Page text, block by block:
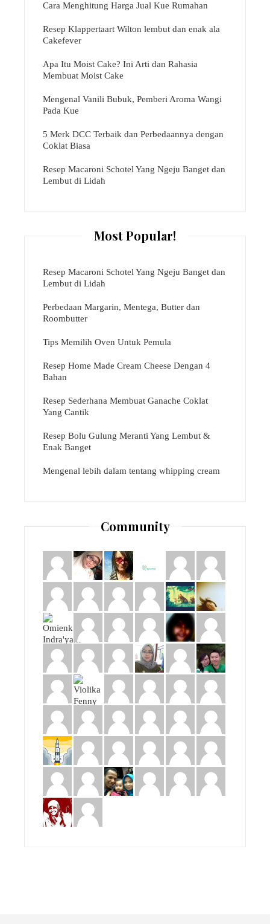
Cara Menghitung Harga Jual Kue Rumahan
Resep Klappertaart Wilton lembut dan enak ala
Cakefever
Apa Itu Moist Cake? Ini Arti dan Rahasia
Membuat Moist Cake
Mengenal Vanili Bubuk, Pemberi Aroma Wangi
Pada Kue
5 Merk DCC Terbaik dan Perbedaannya dengan
Coklat Biasa
Resep Macaroni Schotel Yang Ngeju Banget dan
Lembut di Lidah
Most Popular!
Resep Macaroni Schotel Yang Ngeju Banget dan
Lembut di Lidah
Perbedaan Margarin, Mentega, Butter dan
Roombutter
Tips Memilih Oven Untuk Pemula
Resep Home Made Cream Cheese Dengan 4
Bahan
Resep Sederhana Membuat Ganache Coklat
Yang Cantik
Resep Bolu Gulung Meranti Yang Lembut &
Enak Banget
Mengenal lebih dalam tentang whipping cream
Community